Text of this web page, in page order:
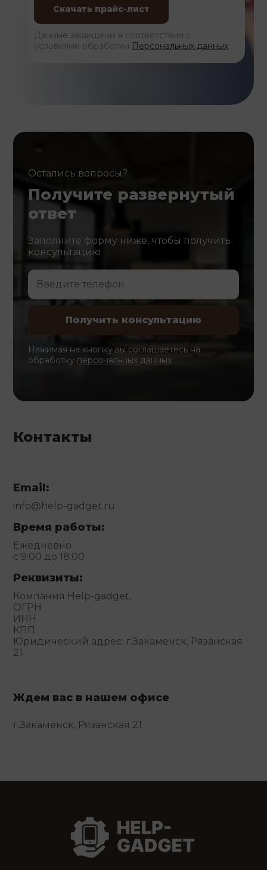
Данные защищены в соответствии с
условиями обработки Персональных данных
Остались вопросы?
Получите развернутый
ответ
Заполните форму ниже, чтобы получить
консультацию
Нажимая на кнопку вы соглашаетесь на
обработку персональных данных
Контакты
Email:
info@help-gadget.ru
Время работы:
Ежедневно
с 9:00 до 18:00
Реквизиты:
Компания Help-gadget,
ОГРН
ИНН
КПП:
Юридический адрес: г.Закаменск, Рязанская
21
Ждем вас в нашем офисе
г.Закаменск, Рязанская 21